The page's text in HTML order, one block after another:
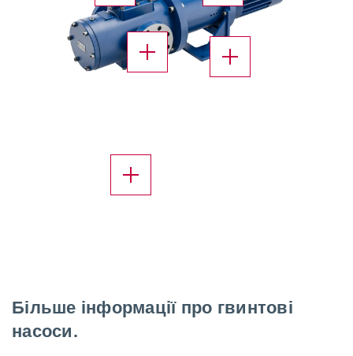
X
Більше інформації про гвинтові
насоси.